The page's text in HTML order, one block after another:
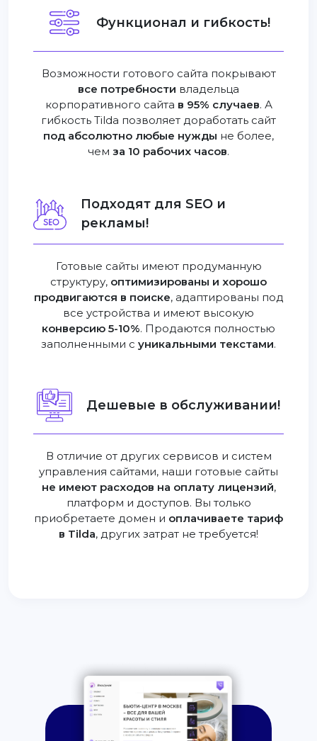
Функционал и гибкость!
Возможности готового сайта покрывают
все потребности владельца
корпоративного сайта в 95% случаев. А
гибкость Tilda позволяет доработать сайт
под абсолютно любые нужды не более,
чем за 10 рабочих часов.
Подходят для SEO и
рекламы!
Готовые сайты имеют продуманную
структуру, оптимизированы и хорошо
продвигаются в поиске, адаптированы под
все устройства и имеют высокую
конверсию 5-10%. Продаются полностью
заполненными с уникальными текстами.
Дешевые в обслуживании!
В отличие от других сервисов и систем
управления сайтами, наши готовые сайты
не имеют расходов на оплату лицензий,
платформ и доступов. Вы только
приобретаете домен и оплачиваете тариф
в Tilda, других затрат не требуется!